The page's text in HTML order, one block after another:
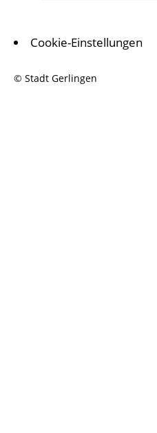
Cookie-Einstellungen
© Stadt Gerlingen